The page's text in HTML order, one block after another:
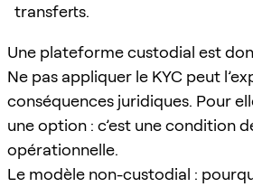
transferts.
Une plateforme custodial est
Ne pas appliquer le KYC peut
conséquences juridiques. Pour
une option : c’est une condition
opérationnelle.
Le modèle non-custodial :